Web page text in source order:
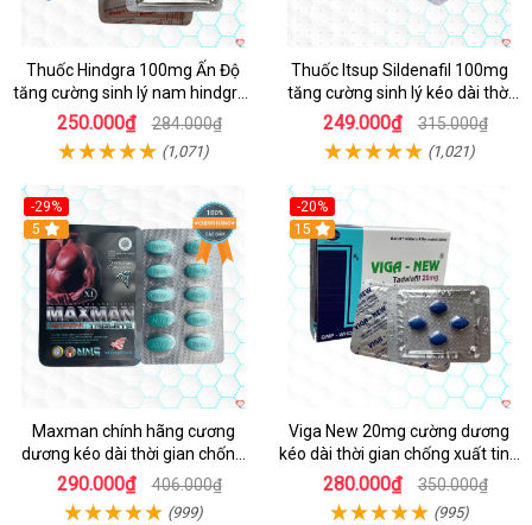
Thuốc Hindgra 100mg Ấn Độ
tăng cường sinh lý nam hindgra-
100 chống xts cương dương
250.000₫ 284.000₫
(1,071)
Thuốc Itsup Sildenafil 100mg
tăng cường sinh lý kéo dài thời
gian cho nam
249.000₫ 315.000₫
(1,021)
-29%
Hot
5
Maxman chính hãng cương
dương kéo dài thời gian chống
xuất tinh sớm hộp 10 viên
290.000₫ 406.000₫
(999)
-20%
15
Viga New 20mg cường dương
kéo dài thời gian chống xuất tinh
hộp 4 viên
280.000₫ 350.000₫
(995)